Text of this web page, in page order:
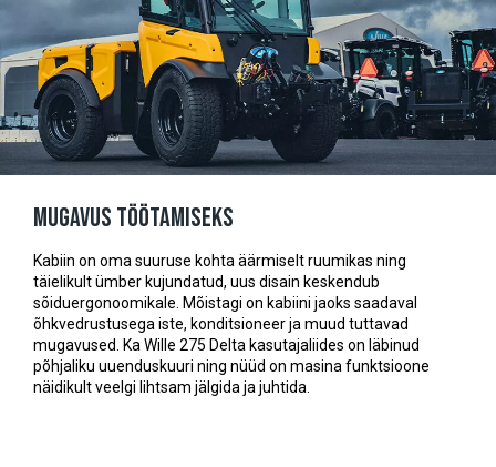
Mugavus töötamiseks
Kabiin on oma suuruse kohta äärmiselt ruumikas ning
täielikult ümber kujundatud, uus disain keskendub
sõiduergonoomikale. Mõistagi on kabiini jaoks saadaval
õhkvedrustusega iste, konditsioneer ja muud tuttavad
mugavused. Ka Wille 275 Delta kasutajaliides on läbinud
põhjaliku uuenduskuuri ning nüüd on masina funktsioone
näidikult veelgi lihtsam jälgida ja juhtida.